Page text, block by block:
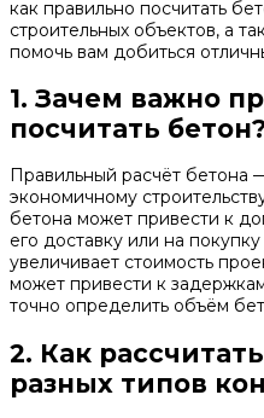
как правильно посчитать
строительных объектов, а
помочь вам добиться
1. Зачем важно
посчитать бетон?
Правильный расчёт бетона
экономичному
бетона может привести к
его доставку или на
увеличивает стоимость
может привести к
точно определить объём
2. Как
разных типов